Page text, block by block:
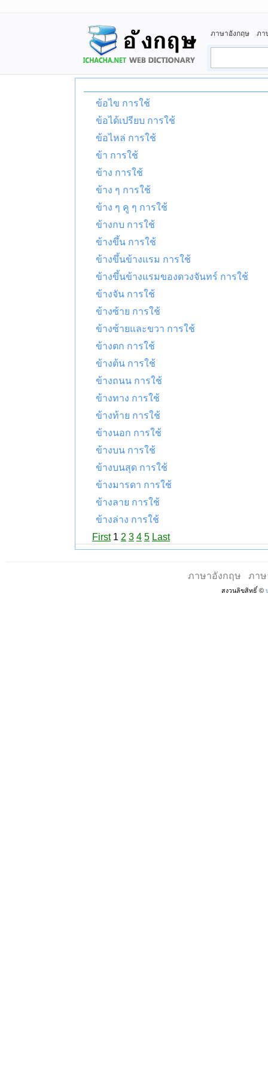
ภาษาอังกฤษ ภา
ข้อไข การใช้
ข้อได้เปรียบ การใช้
ข้อไหล่ การใช้
ข้า การใช้
ข้าง การใช้
ข้าง ๆ การใช้
ข้าง ๆ คู ๆ การใช้
ข้างกบ การใช้
ข้างขึ้น การใช้
ข้างขึ้นข้างแรม การใช้
ข้างขึ้นข้างแรมของดวงจันทร์ การใช้
ข้างจัน การใช้
ข้างซ้าย การใช้
ข้างซ้ายและขวา การใช้
ข้างตก การใช้
ข้างต้น การใช้
ข้างถนน การใช้
ข้างทาง การใช้
ข้างท้าย การใช้
ข้างนอก การใช้
ข้างบน การใช้
ข้างบนสุด การใช้
ข้างมารดา การใช้
ข้างลาย การใช้
ข้างล่าง การใช้
First1 2 3 4 5 Last
ภาษาอังกฤษ ภา
สงวนลิขสิทธิ์ ©